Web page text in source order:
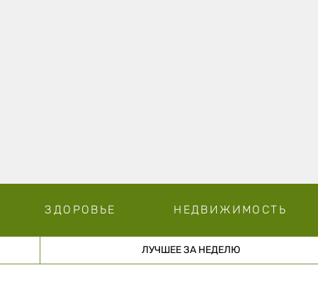
ЗДОРОВЬЕ НЕДВИЖИМОСТЬ
ЛУЧШЕЕ ЗА НЕДЕЛЮ